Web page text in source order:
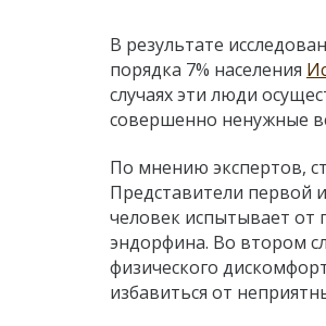
В результате
порядка 7% населения
случаях эти люди
совершенно ненужные
По мнению экспертов,
Представители первой
человек испытывает от
эндорфина. Во втором
физического
избавиться от